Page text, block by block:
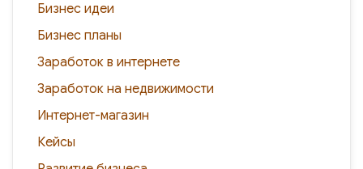
Бизнес идеи
Бизнес планы
Заработок в интернете
Заработок на недвижимости
Интернет-магазин
Кейсы